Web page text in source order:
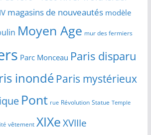
magasins de nouveautés modèle
Moyen Age mur des fermiers
Parc Monceau Paris disparu
inondé Paris mystérieux
Pont rue Révolution Statue Temple
vêtement XIXeXVIIIe